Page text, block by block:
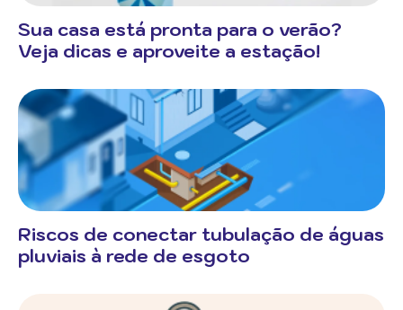
Sua casa está pronta para o verão?
Veja dicas e aproveite a estação!
Riscos de conectar tubulação de águas
pluviais à rede de esgoto